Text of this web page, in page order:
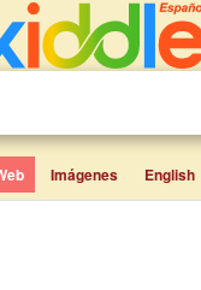
Imágenes English